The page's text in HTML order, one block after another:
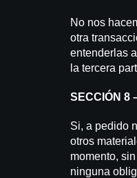
No nos
otra
entenderlas
la tercera
SECCIÓN 8
Si, a pedido
otros
momento,
ninguna